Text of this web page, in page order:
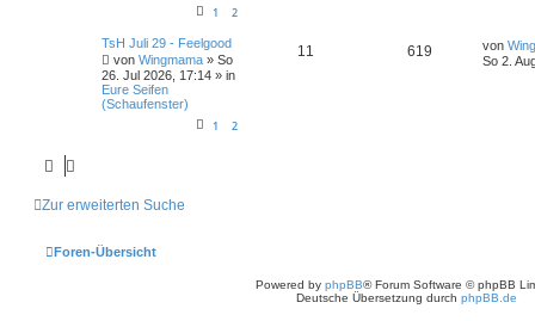
1 2
TsH Juli 29 - Feelgood
von Wingmama » So
26. Jul 2026, 17:14 » in
Eure Seifen
(Schaufenster)
1 2
11 619 von
So 2.
Zur erweiterten Suche
Foren-Übersicht
Powered by phpBB® Forum Software © phpBB
Deutsche Übersetzung durch phpBB.de